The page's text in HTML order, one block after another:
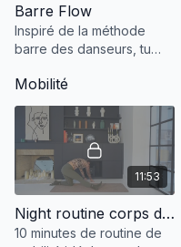
Barre Flow
Inspiré de la méthode
barre des danseurs, tu
nouvelle façon de faire
de bouger à l'aide d'une
chaise.
Mobilité
11:53
Night routine corps détendu
10 minutes de routine de